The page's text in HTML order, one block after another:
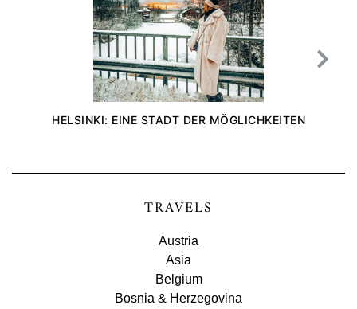
HELSINKI: EINE STADT DER MÖGLICHKEITEN
TRAVELS
Austria
Asia
Belgium
Bosnia & Herzegovina